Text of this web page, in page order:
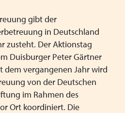
gibt der
in Deutschland
zusteht. Der Aktionstag
Duisburger Peter Gärtner
dem vergangenen Jahr wird
von der Deutschen
im Rahmen des
Ort koordiniert. Die